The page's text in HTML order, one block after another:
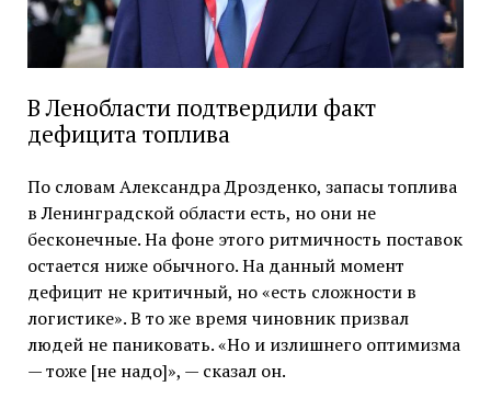
В Ленобласти подтвердили факт
дефицита топлива
По словам Александра Дрозденко, запасы топлива
в Ленинградской области есть, но они не
бесконечные. На фоне этого ритмичность поставок
остается ниже обычного. На данный момент
дефицит не критичный, но «есть сложности в
логистике». В то же время чиновник призвал
людей не паниковать. «Но и излишнего оптимизма
— тоже [не надо]», — сказал он.